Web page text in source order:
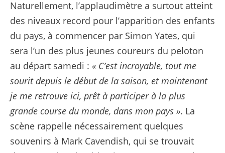
Naturellement, l’applaudimètre a surtout atteint
des niveaux record pour l’apparition des enfants
du pays, à commencer par Simon Yates, qui
sera l’un des plus jeunes coureurs du peloton
au départ samedi : « C’est incroyable, tout me
sourit depuis le début de la saison, et maintenant
je me retrouve ici, prêt à participer à la plus
grande course du monde, dans mon pays ». La
scène rappelle nécessairement quelques
souvenirs à Mark Cavendish, qui se trouvait